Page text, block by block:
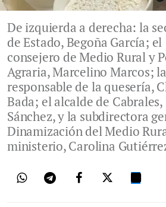
De izquierda a derecha: la
de Estado, Begoña García; el
consejero de Medio Rural y
Agraria, Marcelino Marcos; la
responsable de la quesería,
Bada; el alcalde de Cabrales,
Sánchez, y la subdirectora
Dinamización del Medio
ministerio, Carolina